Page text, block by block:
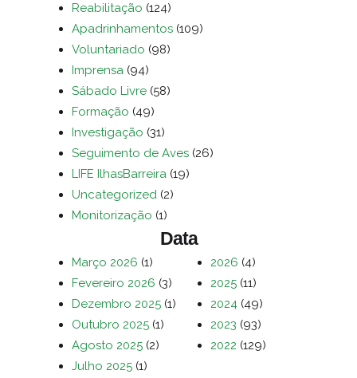
Reabilitação (124)
Apadrinhamentos (109)
Voluntariado (98)
Imprensa (94)
Sábado Livre (58)
Formação (49)
Investigação (31)
Seguimento de Aves (26)
LIFE IlhasBarreira (19)
Uncategorized (2)
Monitorização (1)
Data
Março 2026 (1)
Fevereiro 2026 (3)
Dezembro 2025 (1)
Outubro 2025 (1)
Agosto 2025 (2)
Julho 2025 (1)
2026 (4)
2025 (11)
2024 (49)
2023 (93)
2022 (129)